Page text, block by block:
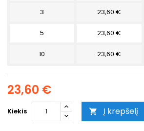
3 23,60 €
5 23,60 €
10 23,60 €
23,60 €
Kiekis  Į krepšelį